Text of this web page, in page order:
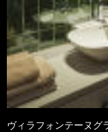
ヴィラフォンテーヌグ